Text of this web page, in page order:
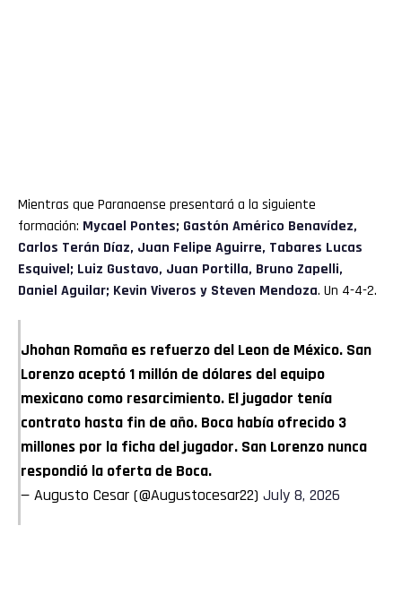
Mientras que Paranaense presentará a la siguiente
formación: Mycael Pontes; Gastón Américo Benavídez,
Carlos Terán Díaz, Juan Felipe Aguirre, Tabares Lucas
Esquivel; Luiz Gustavo, Juan Portilla, Bruno Zapelli,
Daniel Aguilar; Kevin Viveros y Steven Mendoza. Un 4-4-2.
Jhohan Romaña es refuerzo del Leon de México. San
Lorenzo aceptó 1 millón de dólares del equipo
mexicano como resarcimiento. El jugador tenía
contrato hasta fin de año. Boca había ofrecido 3
millones por la ficha del jugador. San Lorenzo nunca
respondió la oferta de Boca.
— Augusto Cesar (@Augustocesar22) July 8, 2026